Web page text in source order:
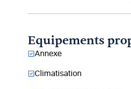
Equipements
Annexe
Climatisation